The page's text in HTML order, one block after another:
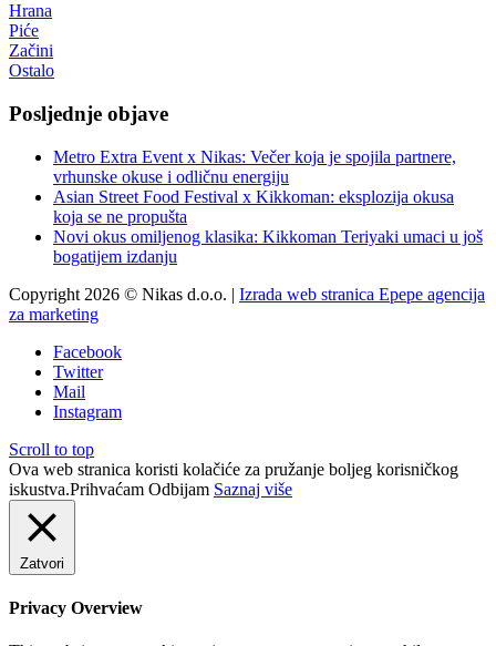
Hrana
Piće
Začini
Ostalo
Posljednje objave
Metro Extra Event x Nikas: Večer koja je spojila partnere,
vrhunske okuse i odličnu energiju
Asian Street Food Festival x Kikkoman: eksplozija okusa
koja se ne propušta
Novi okus omiljenog klasika: Kikkoman Teriyaki umaci u još
bogatijem izdanju
Copyright 2026 © Nikas d.o.o. | Izrada web stranica Epepe agencija
za marketing
Facebook
Twitter
Mail
Instagram
Scroll to top
Ova web stranica koristi kolačiće za pružanje boljeg korisničkog
iskustva.Prihvaćam Odbijam Saznaj više
Zatvori
Privacy Overview